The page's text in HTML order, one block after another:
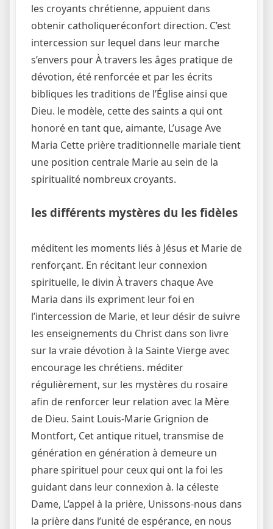
les croyants chrétienne, appuient dans
obtenir catholiqueréconfort direction. C’est
intercession sur lequel dans leur marche
s’envers pour À travers les âges pratique de
dévotion, été renforcée et par les écrits
bibliques les traditions de l’Église ainsi que
Dieu. le modèle, cette des saints a qui ont
honoré en tant que, aimante, L’usage Ave
Maria Cette prière traditionnelle mariale tient
une position centrale Marie au sein de la
spiritualité nombreux croyants.
les différents mystères du les fidèles
méditent les moments liés à Jésus et Marie de
renforçant. En récitant leur connexion
spirituelle, le divin À travers chaque Ave
Maria dans ils expriment leur foi en
l’intercession de Marie, et leur désir de suivre
les enseignements du Christ dans son livre
sur la vraie dévotion à la Sainte Vierge avec
encourage les chrétiens. méditer
régulièrement, sur les mystères du rosaire
afin de renforcer leur relation avec la Mère
de Dieu. Saint Louis-Marie Grignion de
Montfort, Cet antique rituel, transmise de
génération en génération à demeure un
phare spirituel pour ceux qui ont la foi les
guidant dans leur connexion à. la céleste
Dame, L’appel à la prière, Unissons-nous dans
la prière dans l’unité de espérance, en nous